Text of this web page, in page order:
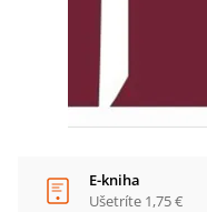
E-kniha
Ušetríte 1,75 €